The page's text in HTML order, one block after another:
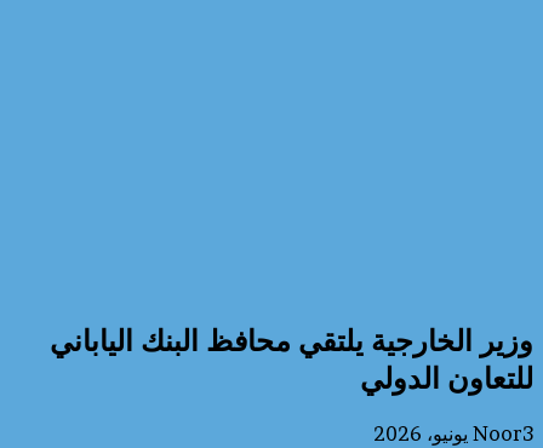
وزير الخارجية يلتقي محافظ البنك الياباني
للتعاون الدولي
Noor3 يونيو، 2026